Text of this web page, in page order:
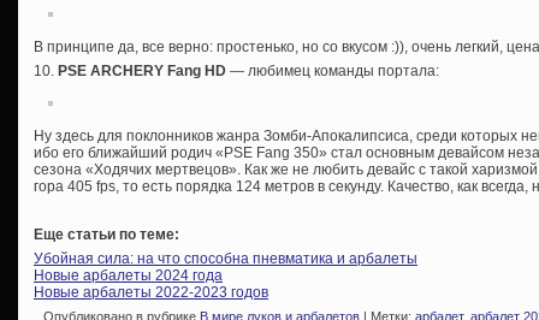
В принципе да, все верно: простенько, но со вкусом :)), очень легкий,
10. PSE ARCHERY Fang HD — любимец команды портала:
Ну здесь для поклонников жанра Зомби-Апокалипсиса, среди которых
ибо его ближайший родич «PSE Fang 350» стал основным девайсом
сезона «Ходячих мертвецов». Как же не любить девайс с такой
гора 405 fps, то есть порядка 124 метров в секунду. Качество, как всегда,
Еще статьи по теме:
Убойная сила: на что способна пневматика и арбалеты
Новые арбалеты 2024 года
Новые арбалеты 2022-2023 годов
Опубликовано в рубрике В мире луков и арбалетов | Метки: арбалет, арбалет